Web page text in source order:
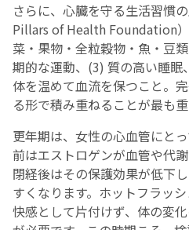
さらに、心臓を守る生活習慣
Pillars of Health Foundation
菜・果物・全粒穀物・魚・豆
期的な運動、(3) 質の高い睡
体を温めて血流を保つこと。
る形で積み重ねることが最も重
更年期は、女性の心血管にと
前はエストロゲンが血管や代
閉経後はその保護効果が低下
すくなります。ホットフラッ
快感として片付けず、体の変